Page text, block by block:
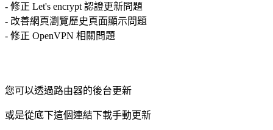
- 修正 Let's encrypt 認證更新問題
- 改善網頁瀏覽歷史頁面顯示問題
- 修正 OpenVPN 相關問題
您可以透過路由器的後台更新
或是從底下這個連結下載手動更新